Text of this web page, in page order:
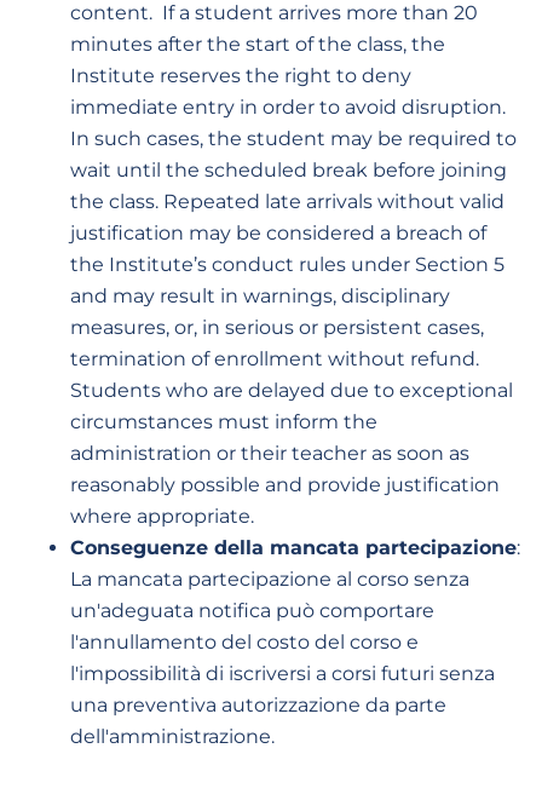
content. If a student arrives more than 20
minutes after the start of the class, the
Institute reserves the right to deny
immediate entry in order to avoid disruption.
In such cases, the student may be required to
wait until the scheduled break before joining
the class. Repeated late arrivals without valid
justification may be considered a breach of
the Institute’s conduct rules under Section 5
and may result in warnings, disciplinary
measures, or, in serious or persistent cases,
termination of enrollment without refund.
Students who are delayed due to exceptional
circumstances must inform the
administration or their teacher as soon as
reasonably possible and provide justification
where appropriate.
Conseguenze della mancata partecipazione:
La mancata partecipazione al corso senza
un'adeguata notifica può comportare
l'annullamento del costo del corso e
l'impossibilità di iscriversi a corsi futuri senza
una preventiva autorizzazione da parte
dell'amministrazione.